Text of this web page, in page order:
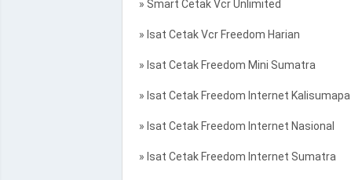
» Smart Cetak Vcr Unlimited
» Isat Cetak Vcr Freedom Harian
» Isat Cetak Freedom Mini Sumatra
» Isat Cetak Freedom Internet Kalisumapa
» Isat Cetak Freedom Internet Nasional
» Isat Cetak Freedom Internet Sumatra